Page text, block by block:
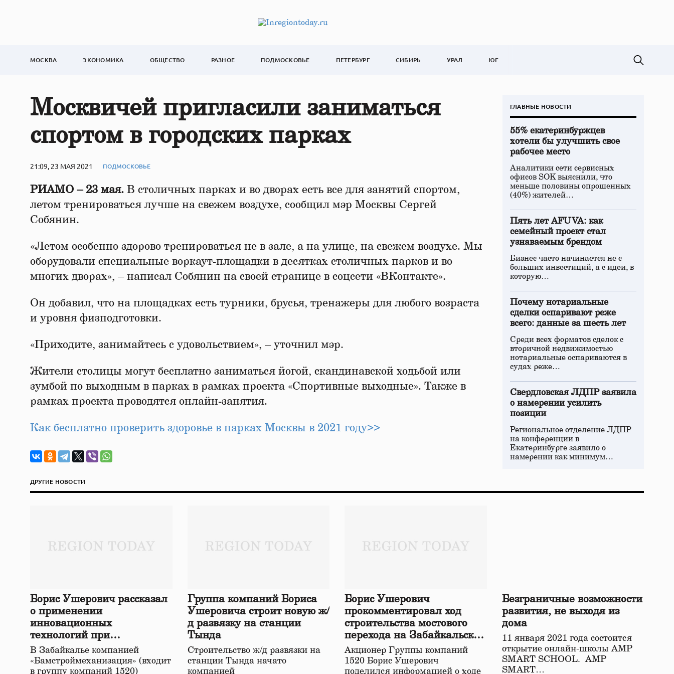
МОСКВА ЭКОНОМИКА ОБЩЕСТВО РАЗНОЕ ПОДМОСКОВЬЕ ПЕТЕРБУРГ СИБИРЬ УРАЛ ЮГ
Москвичей пригласили заниматься
спортом в городских парках
21:09, 23 МАЯ 2021 ПОДМОСКОВЬЕ
РИАМО – 23 мая. В столичных парках и во дворах есть все для занятий спортом,
летом тренироваться лучше на свежем воздухе, сообщил мэр Москвы Сергей
Собянин.
«Летом особенно здорово тренироваться не в зале, а на улице, на свежем воздухе. Мы
оборудовали специальные воркаут-площадки в десятках столичных парков и во
многих дворах», – написал Собянин на своей странице в соцсети «ВКонтакте».
Он добавил, что на площадках есть турники, брусья, тренажеры для любого возраста
и уровня физподготовки.
«Приходите, занимайтесь с удовольствием», – уточнил мэр.
Жители столицы могут бесплатно заниматься йогой, скандинавской ходьбой или
зумбой по выходным в парках в рамках проекта «Спортивные выходные». Также в
рамках проекта проводятся онлайн-занятия.
Как бесплатно проверить здоровье в парках Москвы в 2021 году>>
ГЛАВНЫЕ НОВОСТИ
55% екатеринбуржцев
хотели бы улучшить свое
рабочее место
Аналитики сети сервисных
офисов SOK выяснили, что
меньше половины опрошенных
(40%) жителей…
Пять лет AFUVA: как
семейный проект стал
узнаваемым брендом
Бизнес часто начинается не с
больших инвестиций, а с идеи, в
которую…
Почему нотариальные
сделки оспаривают реже
всего: данные за шесть лет
Среди всех форматов сделок с
вторичной недвижимостью
нотариальные оспариваются в
судах реже…
Свердловская ЛДПР заявила
о намерении усилить
позиции
Региональное отделение ЛДПР
на конференции в
Екатеринбурге заявило о
намерении как минимум…
ДРУГИЕ НОВОСТИ
Борис Ушерович рассказал
о применении
инновационных
технологий при
строительстве нового моста
в Забайкалье
В Забайкалье компанией
«Бамстроймеханизация» (входит
в группу компаний 1520)
Группа компаний Бориса
Ушеровича строит новую ж/
д развязку на станции
Тында
Строительство ж/д развязки на
станции Тында начато
компанией
Борис Ушерович
прокомментировал ход
строительства мостового
перехода на Забайкальской
железной дороге
Акционер Группы компаний
1520 Борис Ушерович
поделился информацией о ходе
Безграничные возможности
развития, не выходя из
дома
11 января 2021 года состоится
открытие онлайн-школы АМР
SMART SCHOOL. АМР
SMART…